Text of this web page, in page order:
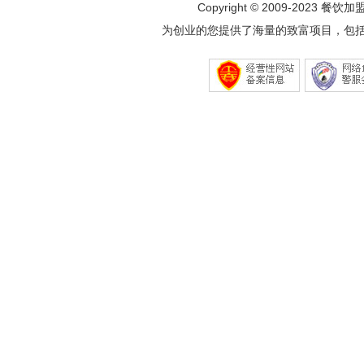
Copyright © 2009-2023 餐饮加
为创业的您提供了海量的致富项目，